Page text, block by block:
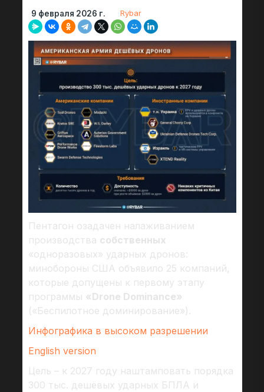
9 февраля 2026 г. Rybar
Пентагон озадачен налаживанием
производства собственных
«одноразовых» ударных дронов:
минобороны США объявило 25 компаний,
которые допущены к первому этапу
программы «Drone Dominance»
(«Беспилотное доминирование»).
Инфографика в высоком разрешении
English version
Цель – к 2027 году наштамповать порядка
300 тыс. дешёвых ударных БПЛА и